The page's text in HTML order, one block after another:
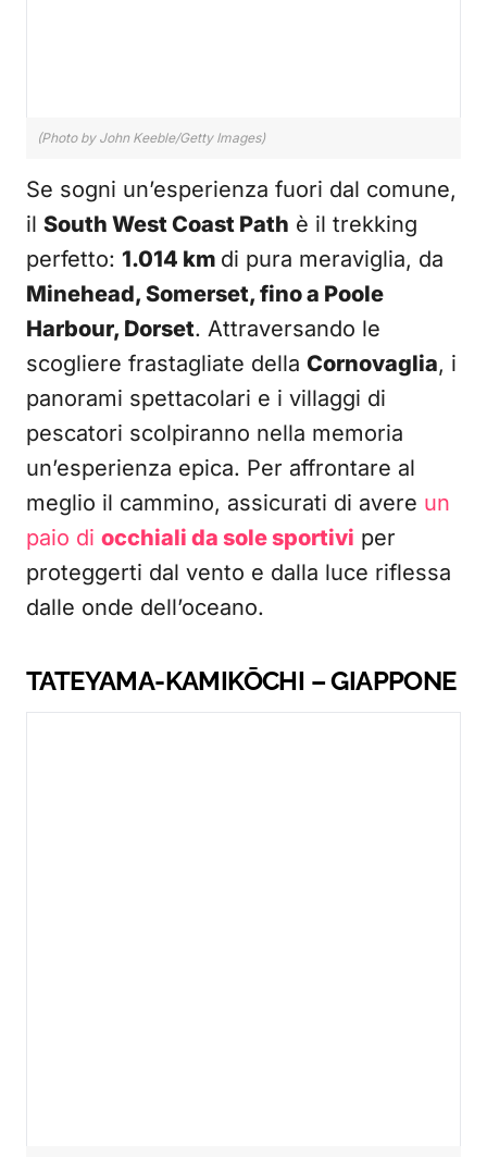
(Photo by John Keeble/Getty Images)
Se sogni un’esperienza fuori dal comune,
il South West Coast Path è il trekking
perfetto: 1.014 km di pura meraviglia, da
Minehead, Somerset, fino a Poole
Harbour, Dorset. Attraversando le
scogliere frastagliate della Cornovaglia, i
panorami spettacolari e i villaggi di
pescatori scolpiranno nella memoria
un’esperienza epica. Per affrontare al
meglio il cammino, assicurati di avere un
paio di occhiali da sole sportivi per
proteggerti dal vento e dalla luce riflessa
dalle onde dell’oceano.
TATEYAMA-KAMIKŌCHI – GIAPPONE